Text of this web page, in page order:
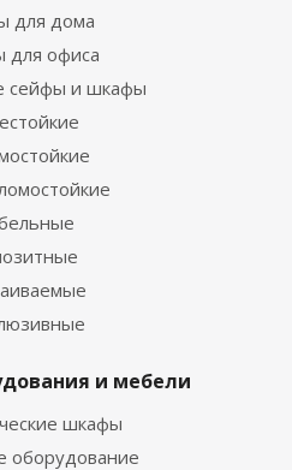
для дома
для офиса
сейфы и шкафы
и мебели
шкафы
оборудование